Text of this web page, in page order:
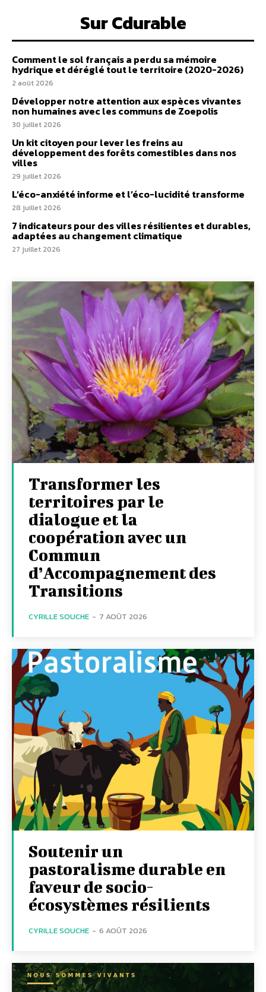
Sur Cdurable
Comment le sol français a perdu sa mémoire
hydrique et déréglé tout le territoire (2020-2026)
2 août 2026
Développer notre attention aux espèces vivantes
non humaines avec les communs de Zoepolis
30 juillet 2026
Un kit citoyen pour lever les freins au
développement des forêts comestibles dans nos
villes
29 juillet 2026
L’éco-anxiété informe et l’éco-lucidité transforme
28 juillet 2026
7 indicateurs pour des villes résilientes et durables,
adaptées au changement climatique
27 juillet 2026
Transformer les
territoires par le
dialogue et la
coopération avec un
Commun
d’Accompagnement des
Transitions
CYRILLE SOUCHE - 7 AOÛT 2026
Soutenir un
pastoralisme durable en
faveur de socio-
écosystèmes résilients
CYRILLE SOUCHE - 6 AOÛT 2026